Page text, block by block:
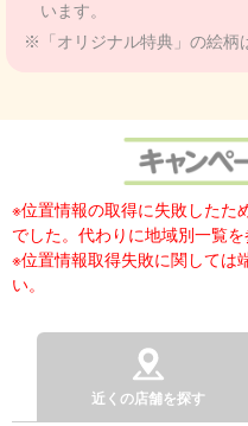
います。
※「オリジナル特典」の絵柄
※位置情報の取得に失敗したた
でした。代わりに地域別一覧を
※位置情報取得失敗に関しては
い。
近くの店舗を探す